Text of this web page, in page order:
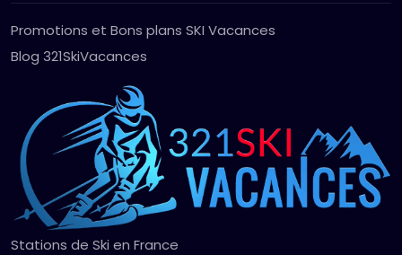
Promotions et Bons plans SKI Vacances
Blog 321SkiVacances
Stations de Ski en France